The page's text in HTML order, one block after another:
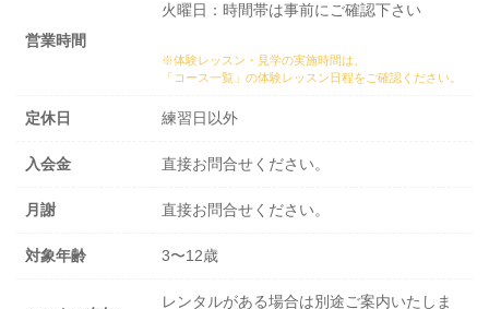
営業時間
火曜日：時間帯は事前にご確認下さい
※体験レッスン・見学の実施時間は、
「コース一覧」の体験レッスン日程をご確認ください。
定休日 練習日以外
入会金 直接お問合せください。
月謝 直接お問合せください。
対象年齢 3〜12歳
レンタルがある場合は別途ご案内いたしま